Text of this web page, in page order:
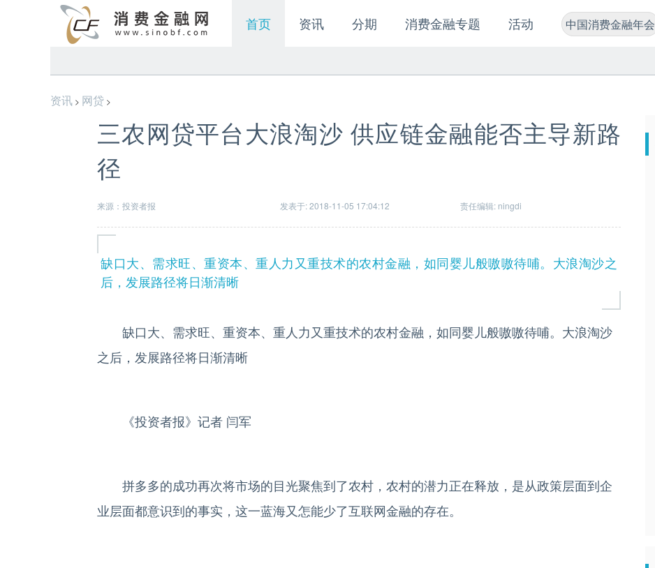
首页 资讯 分期 消费金融专题 活动 中国消费金融年会
资讯 > 网贷 >
三农网贷平台大浪淘沙 供应链金融能否主导新路
径
来源：投资者报 发表于: 2018-11-05 17:04:12 责任编辑: ningdi
缺口大、需求旺、重资本、重人力又重技术的农村金融，如同婴儿般嗷嗷待哺。大浪淘沙之
后，发展路径将日渐清晰
缺口大、需求旺、重资本、重人力又重技术的农村金融，如同婴儿般嗷嗷待哺。大浪淘沙
之后，发展路径将日渐清晰
《投资者报》记者 闫军
拼多多的成功再次将市场的目光聚焦到了农村，农村的潜力正在释放，是从政策层面到企
业层面都意识到的事实，这一蓝海又怎能少了互联网金融的存在。